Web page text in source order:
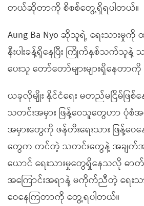
တယ်ဆိုတာကို စိစစ်တွေ့ရှိရပါတယ်။
Aung Ba Nyo ဆိုသူရဲ့ ရေးသားမှုကို
နီးပါးခန့်ရှိနေပြီး ကြိုက်နှစ်သက်သူ
ပေးသူ တော်တော်များများရှိနေတ
ယခုလိုမျိုး နိုင်ငံရေး မတည်မငြိမ်ဖြ
သတင်းအမှား ဖြန့်ဝေသူတွေဟာ ပုံစံအ
အမှားတွေကို ဖန်တီးရေးသား ဖြန့်ဝေန
တွေက တင်တဲ့ သတင်းတွေနဲ့ အချ
ယောင် ရေးသားမှုတွေရှိနေသလို ဓာတ်
အကြောင်းအရာနဲ့ မကိုက်ညီတဲ့ ရေးသ
ဝေနေကြတာကို တွေ့ရပါတယ်။